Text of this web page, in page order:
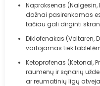
Naproksenas
dažnai pasirenkamas
tačiau gali dirginti
Diklofenakas (Voltaren,
vartojamas tiek
Ketoprofenas (Ketonal,
raumenų ir sąnarių
ar reumatinių ligų